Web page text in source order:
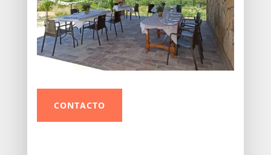
CONTACTO